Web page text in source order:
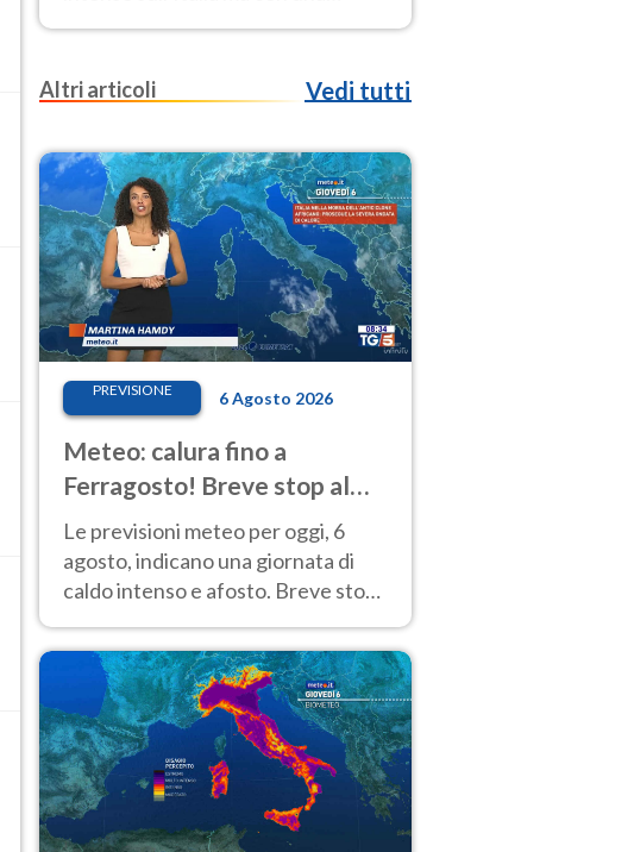
parziale e lieve attenuazione tra il 7
Altri articoli
Vedi tutti
PREVISIONE 6 Agosto 2026
Meteo: calura fino a
Ferragosto! Breve stop al
Nord tra 7 e 9 agosto
Le previsioni meteo per oggi, 6
agosto, indicano una giornata di
caldo intenso e afosto. Breve stop
Nord.